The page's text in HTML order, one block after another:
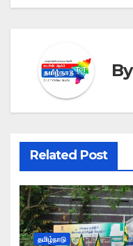
By
Related Post
தமிழ்நாடு